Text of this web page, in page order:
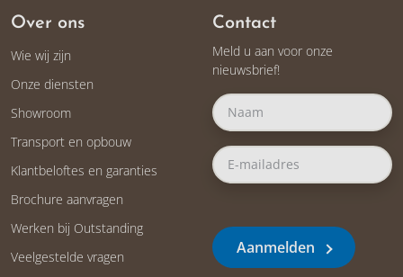
Over ons
Wie wij zijn
Onze diensten
Showroom
Transport en opbouw
Klantbeloftes en garanties
Brochure aanvragen
Werken bij Outstanding
Veelgestelde vragen
Contact
Meld u aan voor onze
nieuwsbrief!
Aanmelden